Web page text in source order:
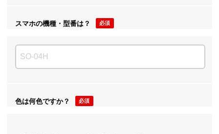
スマホの機種・型番は？ 必須
色は何色ですか？ 必須